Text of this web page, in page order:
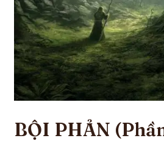
BỘI PHẢN